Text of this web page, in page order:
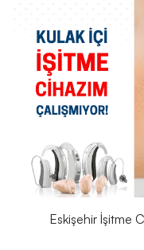
Eskişehir İşitme